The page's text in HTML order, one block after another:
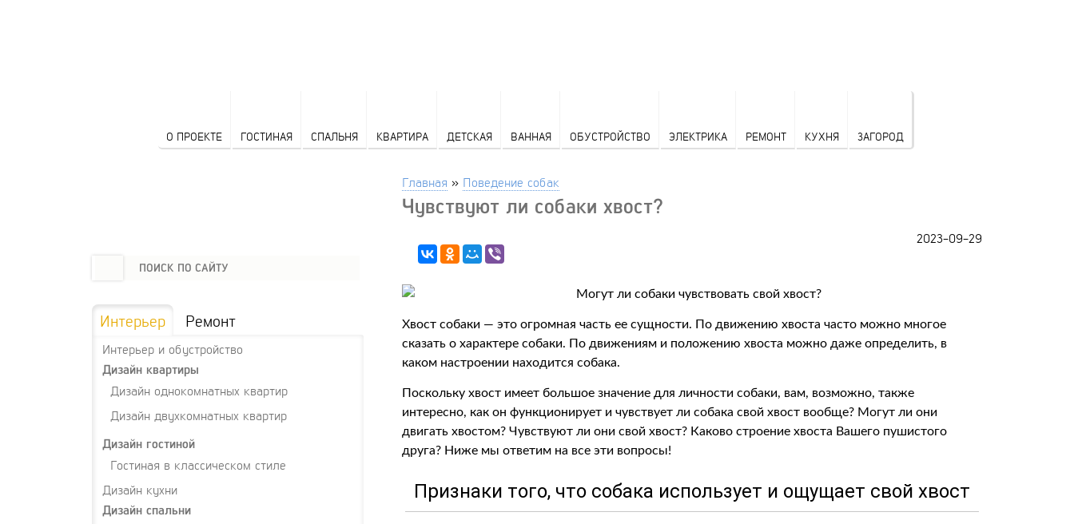
О ПРОЕКТЕ ГОСТИНАЯ СПАЛЬНЯ КВАРТИРА ДЕТСКАЯ ВАННАЯ ОБУСТРОЙСТВО ЭЛЕКТРИКА РЕМОНТ КУХНЯ ЗАГОРОД
Главная » Поведение собак
Чувствуют ли собаки хвост?
2023-09-29
Хвост собаки — это огромная часть ее сущности. По движению хвоста часто можно многое
сказать о характере собаки. По движениям и положению хвоста можно даже определить, в
каком настроении находится собака.
Поскольку хвост имеет большое значение для личности собаки, вам, возможно, также
интересно, как он функционирует и чувствует ли собака свой хвост вообще? Могут ли они
двигать хвостом? Чувствуют ли они свой хвост? Каково строение хвоста Вашего пушистого
друга? Ниже мы ответим на все эти вопросы!
Признаки того, что собака использует и ощущает свой хвост
Интерьер Ремонт
Интерьер и обустройство
Дизайн квартиры
Дизайн однокомнатных квартир
Дизайн двухкомнатных квартир
Дизайн гостиной
Гостиная в классическом стиле
Дизайн кухни
Дизайн спальни